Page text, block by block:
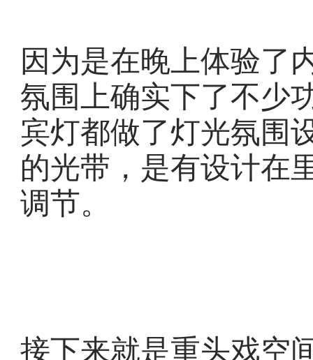
因为是在晚上体验了
氛围上确实下了不少
宾灯都做了灯光氛围
的光带，是有设计在
调节。
接下来就是重头戏空